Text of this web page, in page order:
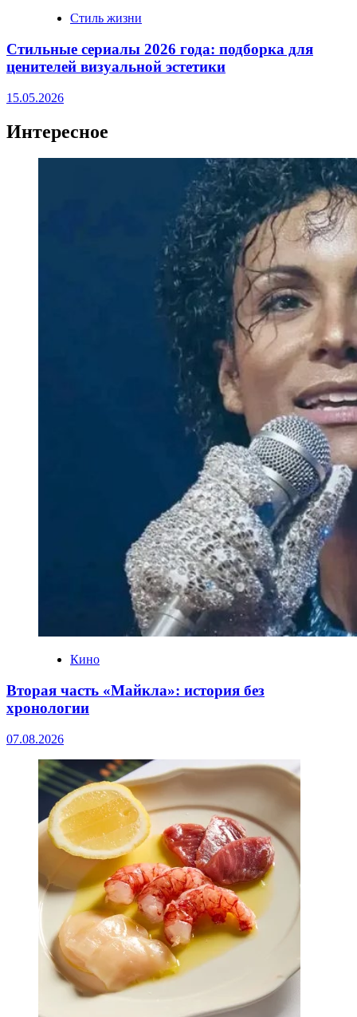
Стиль жизни
Стильные сериалы 2026 года: подборка для
ценителей визуальной эстетики
15.05.2026
Интересное
Кино
Вторая часть «Майкла»: история без
хронологии
07.08.2026